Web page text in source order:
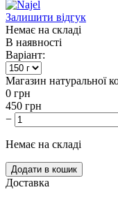
Залишити відгук
Немає на складі
В наявності
Варіант:
Магазин натуральної
0 грн
450 грн
−
Немає на складі
Додати в кошик
Доставка